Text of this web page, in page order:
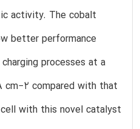
activity. The cobalt
better performance
processes at a
cm−2 compared with that
with this novel catalyst